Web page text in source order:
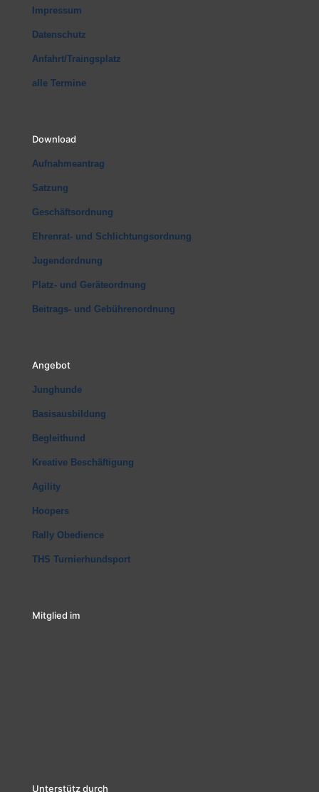
Impressum
Datenschutz
Anfahrt/Traingsplatz
alle Termine
Download
Aufnahmeantrag
Satzung
Geschäftsordnung
Ehrenrat- und Schlichtungsordnung
Jugendordnung
Platz- und Geräteordnung
Beitrags- und Gebührenordnung
Angebot
Junghunde
Basisausbildung
Begleithund
Kreative Beschäftigung
Agility
Hoopers
Rally Obedience
THS Turnierhundsport
Mitglied im
Unterstütz durch